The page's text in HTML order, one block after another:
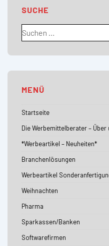
SUCHE
nach:
MENÜ
Startseite
Die Werbemittelberater – Über
*Werbeartikel – Neuheiten*
Branchenlösungen
Werbeartikel
Weihnachten
Pharma
Sparkassen/Banken
Softwarefirmen